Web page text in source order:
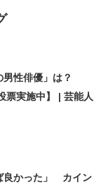
性俳優」は？
票実施中】 | 芸能人
良かった」 カイン